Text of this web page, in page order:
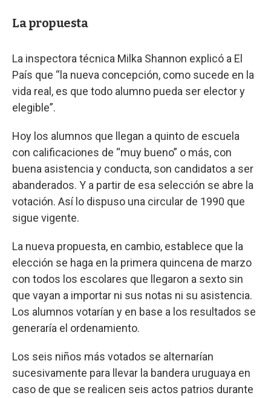
La propuesta
La inspectora técnica Milka Shannon explicó a El
País que “la nueva concepción, como sucede en la
vida real, es que todo alumno pueda ser elector y
elegible”.
Hoy los alumnos que llegan a quinto de escuela
con calificaciones de “muy bueno” o más, con
buena asistencia y conducta, son candidatos a ser
abanderados. Y a partir de esa selección se abre la
votación. Así lo dispuso una circular de 1990 que
sigue vigente.
La nueva propuesta, en cambio, establece que la
elección se haga en la primera quincena de marzo
con todos los escolares que llegaron a sexto sin
que vayan a importar ni sus notas ni su asistencia.
Los alumnos votarían y en base a los resultados se
generaría el ordenamiento.
Los seis niños más votados se alternarían
sucesivamente para llevar la bandera uruguaya en
caso de que se realicen seis actos patrios durante